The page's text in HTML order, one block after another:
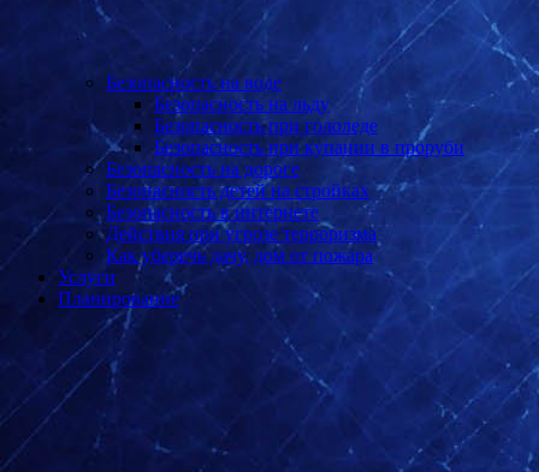
Безопасность на воде
Безопасность на льду
Безопасность при гололеде
Безопасность при купании в проруби
Безопасность на дороге
Безопасность детей на стройках
Безопасность в интернете
Действия при угрозе терроризма
Как уберечь дачу, дом от пожара
Услуги
Планирование